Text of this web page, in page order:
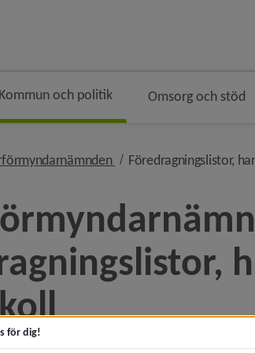
Kommun och politik Omsorg och stöd
nivå i
Föredragningslistor,
för dig!